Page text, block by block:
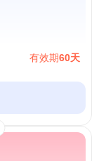
有效期60天